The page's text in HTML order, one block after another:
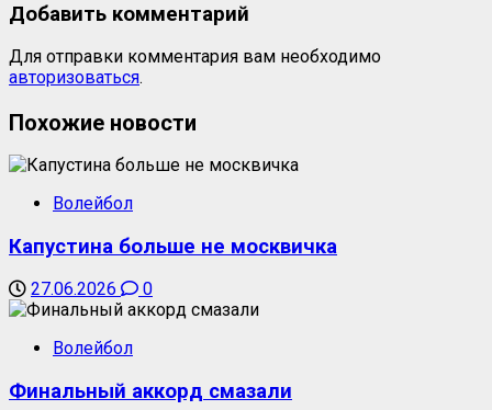
Добавить комментарий
Для отправки комментария вам необходимо
авторизоваться.
Похожие новости
Волейбол
Капустина больше не москвичка
27.06.2026 0
Волейбол
Финальный аккорд смазали